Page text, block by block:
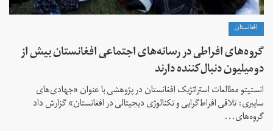
افغانستان
گروه‌های افراطی در رسانه‌های اجتماعی افغانستان بیش از
دومیلیون دنبال‌کننده دارند
انستیتو مطالعات استراتژیک افغانستان در پژوهشی با عنوان «جهادی‌های
سایبری: تلاقی افراط‌گرایی و تکنالوژی دیجیتالی در افغانستان» گزارش داد
گروه‌های...